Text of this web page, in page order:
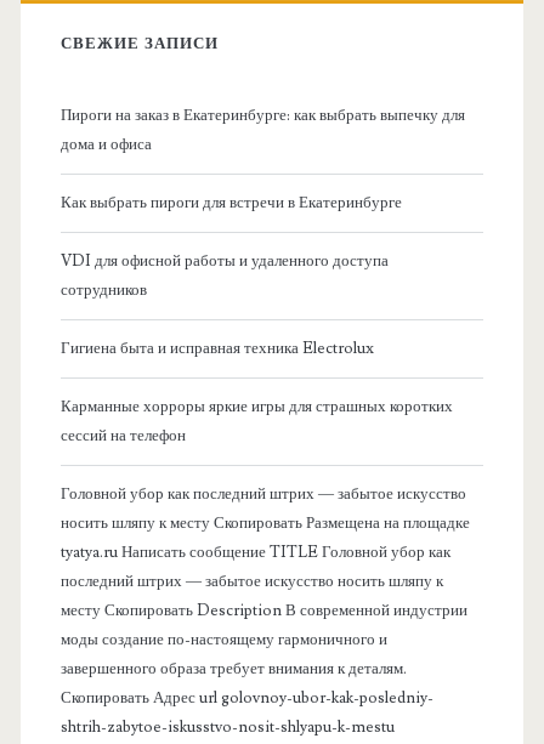
:
СВЕЖИЕ ЗАПИСИ
Пироги на заказ в Екатеринбурге: как выбрать выпечку для
дома и офиса
Как выбрать пироги для встречи в Екатеринбурге
VDI для офисной работы и удаленного доступа
сотрудников
Гигиена быта и исправная техника Electrolux
Карманные хорроры яркие игры для страшных коротких
сессий на телефон
Головной убор как последний штрих — забытое искусство
носить шляпу к месту Скопировать Размещена на площадке
tyatya.ru Написать сообщение TITLE Головной убор как
последний штрих — забытое искусство носить шляпу к
месту Скопировать Description В современной индустрии
моды создание по-настоящему гармоничного и
завершенного образа требует внимания к деталям.
Скопировать Адрес url golovnoy-ubor-kak-posledniy-
shtrih-zabytoe-iskusstvo-nosit-shlyapu-k-mestu